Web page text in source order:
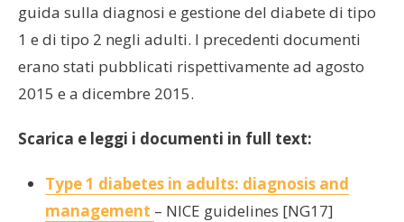
guida sulla diagnosi e gestione del diabete di tipo
1 e di tipo 2 negli adulti. I precedenti documenti
erano stati pubblicati rispettivamente ad agosto
2015 e a dicembre 2015.
Scarica e leggi i documenti in full text:
Type 1 diabetes in adults: diagnosis and
management – NICE guidelines [NG17]